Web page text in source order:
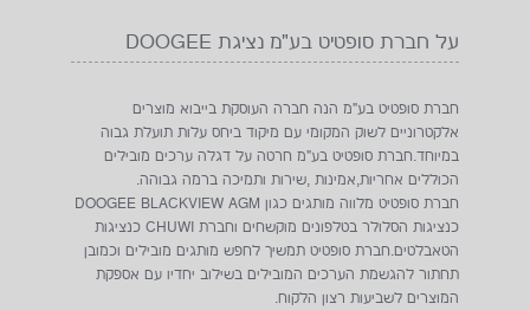
על חברת סופטיט בע"מ נציגת DOOGEE
חברת סופטיט בע"מ הנה חברה העוסקת בייבוא מוצרים
אלקטרוניים לשוק המקומי עם מיקוד ביחס עלות תועלת גבוה
במיוחד.חברת סופטיט בע"מ חרטה על דגלה ערכים מובילים
הכוללים אחריות,אמינות ,שירות ותמיכה ברמה גבוהה.
חברת סופטיט מלווה מותגים כגון DOOGEE BLACKVIEW AGM
כנציגות הסלולר בטלפונים מוקשחים וחברת CHUWI כנציגות
הטאבלטים.חברת סופטיט תמשיך לחפש מותגים מובילים וכמובן
תחתור להגשמת הערכים המובילים בשילוב יחדיו עם אספקת
המוצרים לשביעות רצון הלקוח.